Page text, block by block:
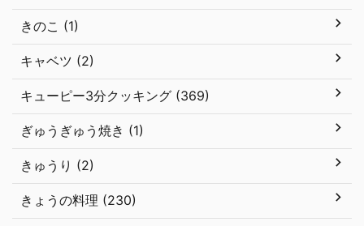
きのこ (1)
キャベツ (2)
キューピー3分クッキング (369)
ぎゅうぎゅう焼き (1)
きゅうり (2)
きょうの料理 (230)